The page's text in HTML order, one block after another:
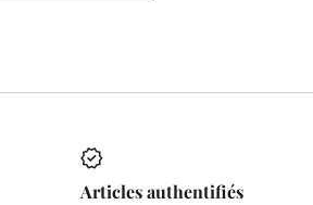
Articles authentifiés